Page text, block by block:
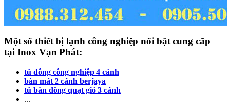
Một số thiết bị lạnh công nghiệp nổi bật cung cấp
tại Inox Vạn Phát:
tủ đông công nghiệp 4 cánh
bàn mát 2 cánh berjaya
tủ bàn đông quạt gió 3 cánh
...